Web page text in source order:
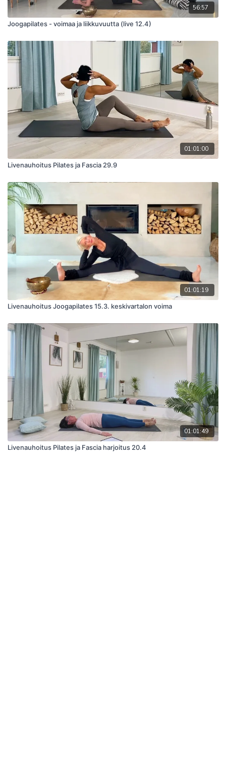
56:57
Joogapilates - voimaa ja liikkuvuutta (live 12.4)
01:01:00
Livenauhoitus Pilates ja Fascia 29.9
01:01:19
Livenauhoitus Joogapilates 15.3. keskivartalon voima
01:01:49
Livenauhoitus Pilates ja Fascia harjoitus 20.4